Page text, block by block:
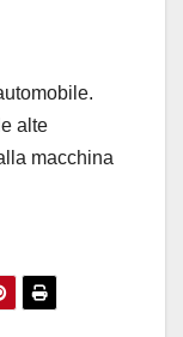
alte
macchina